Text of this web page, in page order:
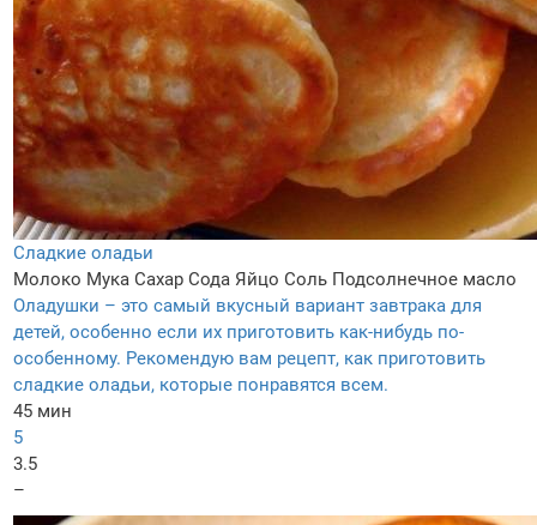
Сладкие оладьи
Молоко Мука Сахар Сода Яйцо Соль Подсолнечное масло
Оладушки – это самый вкусный вариант завтрака для
детей, особенно если их приготовить как-нибудь по-
особенному. Рекомендую вам рецепт, как приготовить
сладкие оладьи, которые понравятся всем.
45 мин
5
3.5
–